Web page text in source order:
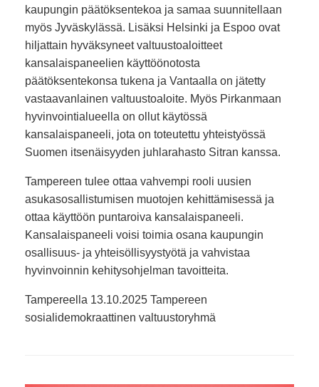
kaupungin päätöksentekoa ja samaa suunnitellaan
myös Jyväskylässä. Lisäksi Helsinki ja Espoo ovat
hiljattain hyväksyneet valtuustoaloitteet
kansalaispaneelien käyttöönotosta
päätöksentekonsa tukena ja Vantaalla on jätetty
vastaavanlainen valtuustoaloite. Myös Pirkanmaan
hyvinvointialueella on ollut käytössä
kansalaispaneeli, jota on toteutettu yhteistyössä
Suomen itsenäisyyden juhlarahasto Sitran kanssa.
Tampereen tulee ottaa vahvempi rooli uusien
asukasosallistumisen muotojen kehittämisessä ja
ottaa käyttöön puntaroiva kansalaispaneeli.
Kansalaispaneeli voisi toimia osana kaupungin
osallisuus- ja yhteisöllisyystyötä ja vahvistaa
hyvinvoinnin kehitysohjelman tavoitteita.
Tampereella 13.10.2025 Tampereen
sosialidemokraattinen valtuustoryhmä